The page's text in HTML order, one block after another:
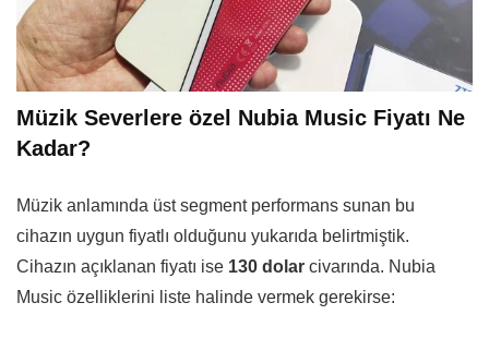
Müzik Severlere özel Nubia Music Fiyatı Ne
Kadar?
Müzik anlamında üst segment performans sunan bu
cihazın uygun fiyatlı olduğunu yukarıda belirtmiştik.
Cihazın açıklanan fiyatı ise 130 dolar civarında. Nubia
Music özelliklerini liste halinde vermek gerekirse: